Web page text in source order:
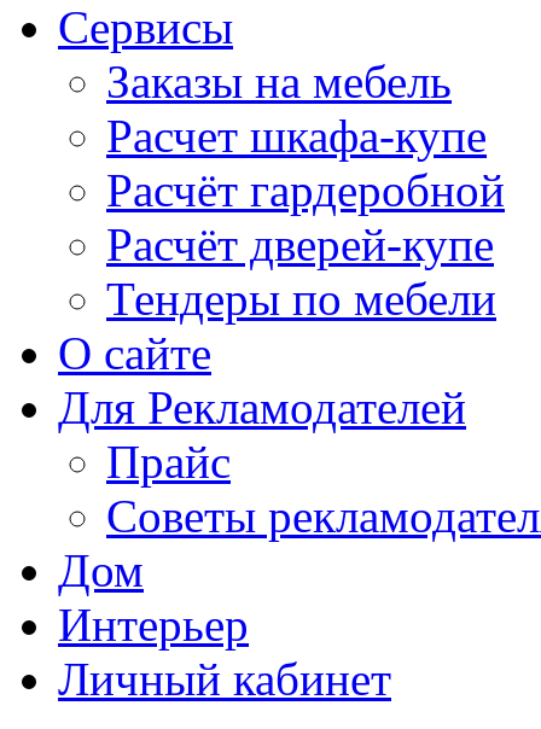
Сервисы
Заказы на мебель
Расчет шкафа-купе
Расчёт гардеробной
Расчёт дверей-купе
Тендеры по мебели
О сайте
Для Рекламодателей
Прайс
Советы
Дом
Интерьер
Личный кабинет